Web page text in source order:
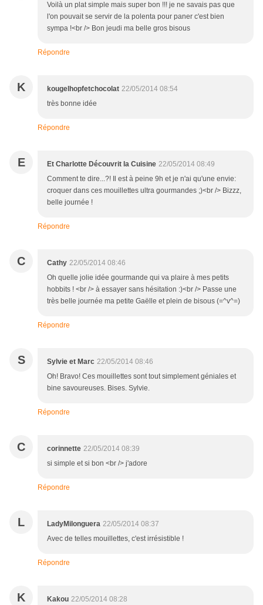
Voilà un plat simple mais super bon !!! je ne savais pas que
l'on pouvait se servir de la polenta pour paner c'est bien
sympa !<br /> Bon jeudi ma belle gros bisous
Répondre
K kougelhopfetchocolat 22/05/2014 08:54
très bonne idée
Répondre
E Et Charlotte Découvrit la Cuisine 22/05/2014 08:49
Comment te dire...?! Il est à peine 9h et je n'ai qu'une envie:
croquer dans ces mouillettes ultra gourmandes ;)<br /> Bizzz,
belle journée !
Répondre
C Cathy 22/05/2014 08:46
Oh quelle jolie idée gourmande qui va plaire à mes petits
hobbits ! <br /> à essayer sans hésitation :)<br /> Passe une
très belle journée ma petite Gaëlle et plein de bisous (=^v^=)
Répondre
S Sylvie et Marc 22/05/2014 08:46
Oh! Bravo! Ces mouillettes sont tout simplement géniales et
bine savoureuses. Bises. Sylvie.
Répondre
C corinnette 22/05/2014 08:39
si simple et si bon <br /> j'adore
Répondre
L LadyMilonguera 22/05/2014 08:37
Avec de telles mouillettes, c'est irrésistible !
Répondre
K Kakou 22/05/2014 08:28